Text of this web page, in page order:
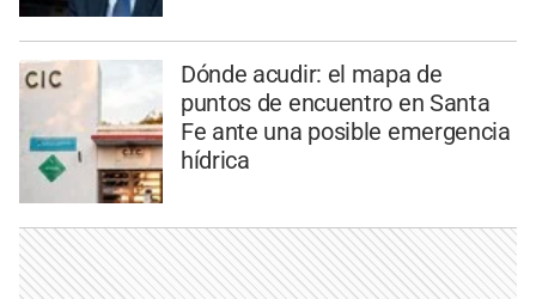
Dónde acudir: el mapa de
puntos de encuentro en Santa
Fe ante una posible emergencia
hídrica